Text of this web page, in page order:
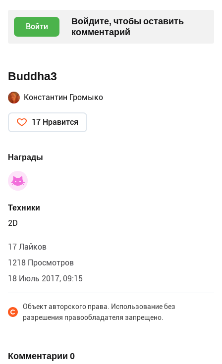
Войти
Войдите, чтобы оставить
комментарий
Buddha3
Константин Громыко
17 Нравится
Награды
Техники
2D
17 Лайков
1218 Просмотров
18 Июль 2017, 09:15
Объект авторского права. Использование без
разрешения правообладателя запрещено.
Комментарии 0